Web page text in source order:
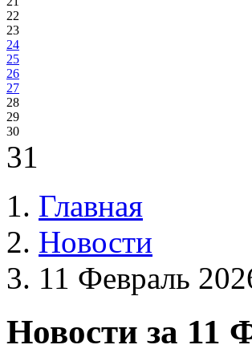
22
23
24
25
26
27
28
29
30
31
Главная
Новости
11 Февраль
Новости за 11